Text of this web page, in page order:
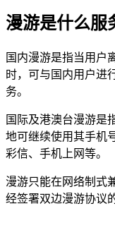
漫游是什么服
国内漫游是指当用户
时，可与国内用户进
务。
国际及港澳台漫游是
地可继续使用其手机
彩信、手机上网等。
漫游只能在网络制式
经签署双边漫游协议